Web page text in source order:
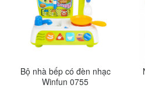
Bộ nhà bếp có đèn nhạc
Winfun 0755